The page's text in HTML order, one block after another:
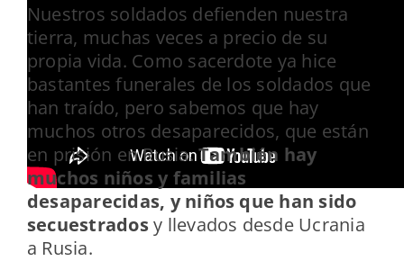
Nuestros soldados defienden nuestra
tierra, muchas veces a precio de su
propia vida. Como sacerdote ya hice
bastantes funerales de los soldados que
han traído, pero sabemos que hay
muchos otros desaparecidos, que están
en prisión en Rusia.También hay
muchos niños y familias
desaparecidas, y niños que han sido
secuestradosy llevados desde Ucrania
a Rusia.